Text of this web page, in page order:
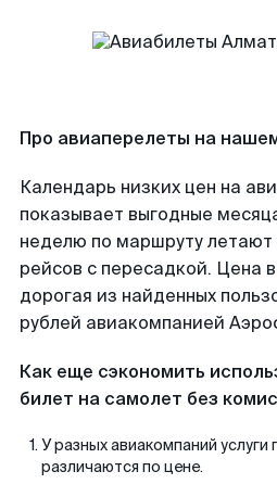
Про авиаперелеты на
Календарь низких цен на
показывает выгодные
неделю по маршруту летают
рейсов с пересадкой. Цена
дорогая из найденных
рублей авиакомпанией
Как еще сэкономить
билет на самолет без
У разных авиакомпаний услуги
различаются по цене.